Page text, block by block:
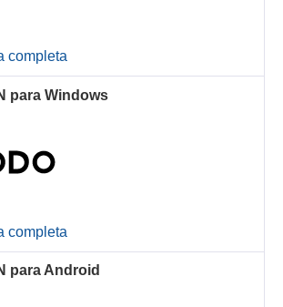
completa
para Windows
completa
para Android